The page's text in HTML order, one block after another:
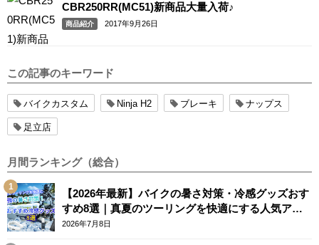
CBR250RR(MC51)新商品大量入荷♪
商品紹介 2017年9月26日
この記事のキーワード
バイクカスタム Ninja H2 ブレーキ ナップス
足立店
月間ランキング（総合）
【2026年最新】バイクの暑さ対策・冷感グッズおす
すめ8選｜真夏のツーリングを快適にする人気アイ
テム
2026年7月8日